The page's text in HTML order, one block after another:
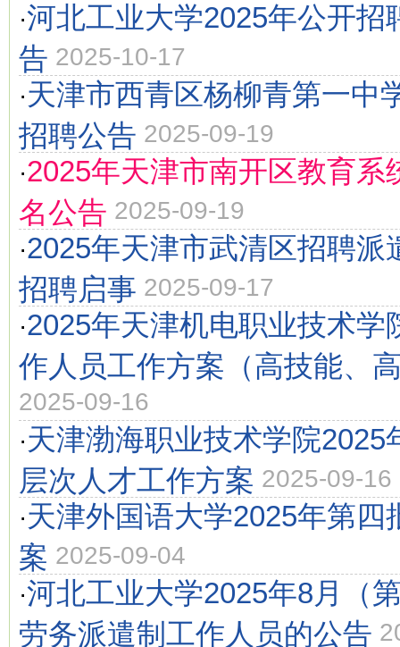
·河北工业大学2025年公开招
告 2025-10-17
·天津市西青区杨柳青第一中
招聘公告 2025-09-19
·2025年天津市南开区教育系
名公告 2025-09-19
·2025年天津市武清区招聘派
招聘启事 2025-09-17
·2025年天津机电职业技术学
作人员工作方案（高技能、
2025-09-16
·天津渤海职业技术学院2025
层次人才工作方案 2025-09-16
·天津外国语大学2025年第四
案 2025-09-04
·河北工业大学2025年8月（
劳务派遣制工作人员的公告